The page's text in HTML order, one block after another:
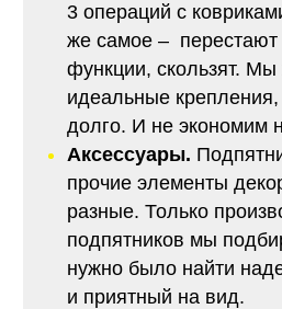
3 операций с
же самое – перестают
функции, скользят.
идеальные
долго. И не экономим
Аксессуары.
прочие элементы
разные. Только
подпятников мы
нужно было найти
и приятный на вид.